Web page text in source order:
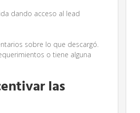
dando acceso al lead
sobre lo que descargó.
o tiene alguna
las